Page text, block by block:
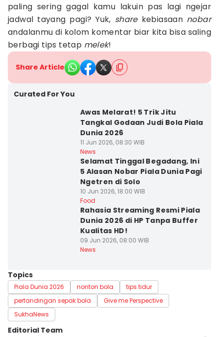
paling sering gagal kamu lakuin pas lagi ngejar
jadwal tayang pagi? Yuk, sharekebiasaan nobar
andalanmu di kolom komentar biar kita bisa saling
berbagi tips tetap melek!
Share Article
Curated For You
Awas Melarat! 5 Trik Jitu
Tangkal Godaan Judi Bola Piala
Dunia 2026
11 Jun 2026, 08:30 WIB
News
Selamat Tinggal Begadang, Ini
5 Alasan Nobar Piala Dunia Pagi
Ngetren di Solo
10 Jun 2026, 18:00 WIB
Food
Rahasia Streaming Resmi Piala
Dunia 2026 di HP Tanpa Buffer
Kualitas HD!
09 Jun 2026, 08:00 WIB
News
Topics
Piala Dunia 2026 nonton bola
tips tidur
pertandingan sepak bola
Give me Perspective
SukhaNews
Editorial Team